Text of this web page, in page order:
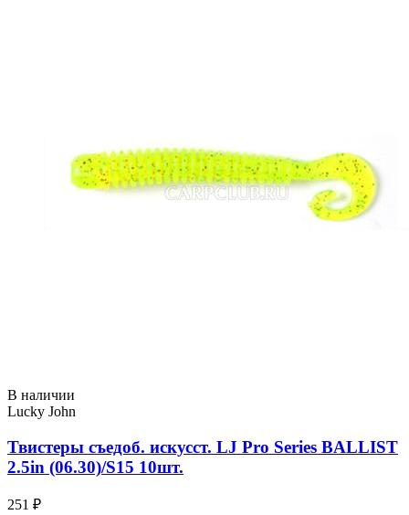
В наличии
Lucky John
Твистеры съедоб. искусст. LJ Pro Series BALLIST
2.5in (06.30)/S15 10шт.
251 ₽